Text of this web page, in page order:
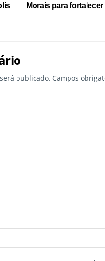
Morais para
publicado. Campos